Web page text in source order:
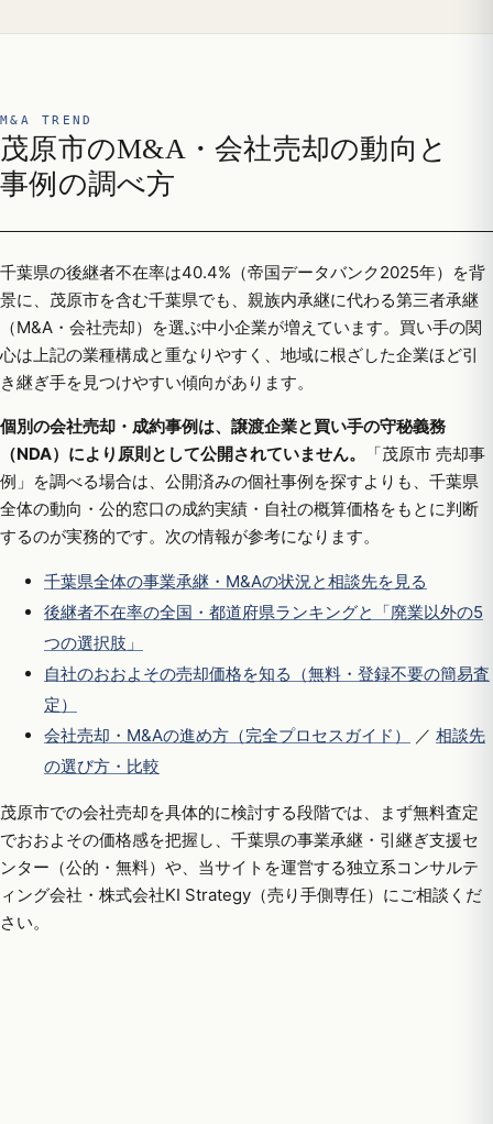
M&A TREND
茂原市のM&A・会社売却の動向と
事例の調べ方
千葉県の後継者不在率は40.4%（帝国データバンク2025年）を背
景に、茂原市を含む千葉県でも、親族内承継に代わる第三者承継
（M&A・会社売却）を選ぶ中小企業が増えています。買い手の関
心は上記の業種構成と重なりやすく、地域に根ざした企業ほど引
き継ぎ手を見つけやすい傾向があります。
個別の会社売却・成約事例は、譲渡企業と買い手の守秘義務
（NDA）により原則として公開されていません。
「茂原市 売却事
例」を調べる場合は、公開済みの個社事例を探すよりも、千葉県
全体の動向・公的窓口の成約実績・自社の概算価格をもとに判断
するのが実務的です。次の情報が参考になります。
千葉県全体の事業承継・M&Aの状況と相談先を見る
後継者不在率の全国・都道府県ランキングと「廃業以外の5
つの選択肢」
自社のおおよその売却価格を知る（無料・登録不要の簡易査
定）
会社売却・M&Aの進め方（完全プロセスガイド）
／ 相談先
の選び方・比較
茂原市での会社売却を具体的に検討する段階では、まず無料査定
でおおよその価格感を把握し、千葉県の事業承継・引継ぎ支援セ
ンター（公的・無料）や、当サイトを運営する独立系コンサルテ
ィング会社・株式会社KI Strategy（売り手側専任）にご相談くだ
さい。